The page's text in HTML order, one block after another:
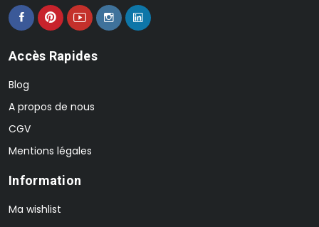
Accès Rapides
Blog
A propos de nous
CGV
Mentions légales
Information
Ma wishlist